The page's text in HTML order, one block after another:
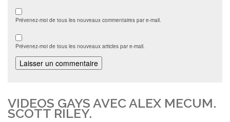
Prévenez-moi de tous les nouveaux commentaires par e-mail.
Prévenez-moi de tous les nouveaux articles par e-mail.
VIDEOS GAYS AVEC ALEX MECUM.
SCOTT RILEY.